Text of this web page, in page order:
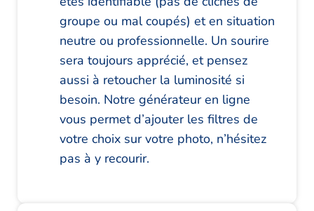
groupe ou mal coupés) et en situation
neutre ou professionnelle. Un sourire
sera toujours apprécié, et pensez
aussi à retoucher la luminosité si
besoin. Notre générateur en ligne
vous permet d’ajouter les filtres de
votre choix sur votre photo, n’hésitez
pas à y recourir.